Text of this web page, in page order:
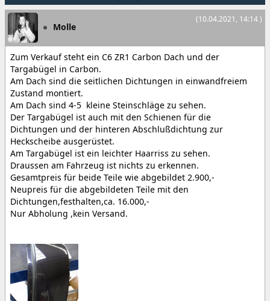
(10.04.2021, 14:14 )
Molle
Zum Verkauf steht ein C6 ZR1 Carbon Dach und der
Targabügel in Carbon.
Am Dach sind die seitlichen Dichtungen in einwandfreiem
Zustand montiert.
Am Dach sind 4-5 kleine Steinschläge zu sehen.
Der Targabügel ist auch mit den Schienen für die
Dichtungen und der hinteren Abschlußdichtung zur
Heckscheibe ausgerüstet.
Am Targabügel ist ein leichter Haarriss zu sehen.
Draussen am Fahrzeug ist nichts zu erkennen.
Gesamtpreis für beide Teile wie abgebildet 2.900,-
Neupreis für die abgebildeten Teile mit den
Dichtungen,festhalten,ca. 16.000,-
Nur Abholung ,kein Versand.